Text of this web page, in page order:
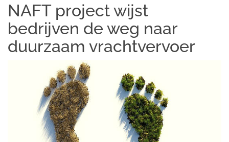
NAFT project wijst
bedrijven de weg naar
duurzaam vrachtvervoer